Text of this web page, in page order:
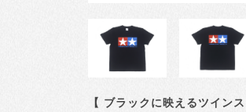
【 ブラックに映えるツインス